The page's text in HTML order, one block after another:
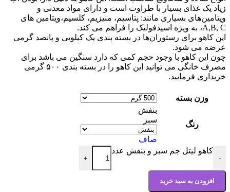
زیاد یک غذای بسیار با طراوت است و دارای مواد معدنی و
ویتامین‌های بسیاری مانند: پتاسیم، منیزیم، کلسیم،ویتامین های
A,B, C، به ویژه اسیدفولیک را فراهم می کند.
این کاهو برای رستوران‌ها در بسته بندی یک کیلویی و پانصد گرمی
عرضه می شود.
چون این کاهو با وجود حجم کمی که دارد سنگین می باشد برای
مصرف خانگی می توانید این کاهو را در بسته بندی ۵۰۰ گرمی
خریداری فرمایید.
وزن بسته
رنگ
بنفش
سبز
صاف
-
کاهو لیتل جم سبز و بنفش عدد
+
افزودن به سبد خرید